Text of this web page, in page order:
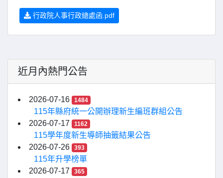
行政院人事行政總處函.pdf
近月內熱門公告
2026-07-16 1484
115年縣府統一公開辦理新生編班群組公告
2026-07-17
1162
115學年度新生導師抽籤結果公告
2026-07-26
393
115年升學榜單
2026-07-17
365